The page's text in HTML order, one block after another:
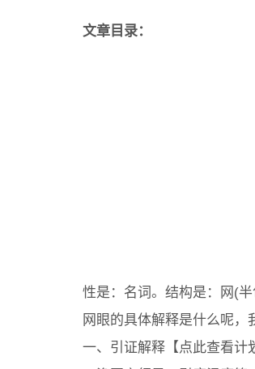
文章目录：
性是：名词。结构是：网(半
网眼的具体解释是什么呢，
一、引证解释【点此查看计